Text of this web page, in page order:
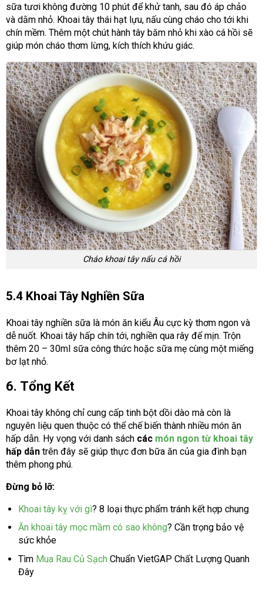
sữa tươi không đường 10 phút để khử tanh, sau đó áp chảo
và dằm nhỏ. Khoai tây thái hạt lựu, nấu cùng cháo cho tới khi
chín mềm. Thêm một chút hành tây băm nhỏ khi xào cá hồi sẽ
giúp món cháo thơm lừng, kích thích khứu giác.
Cháo khoai tây nấu cá hồi
5.4 Khoai Tây Nghiền Sữa
Khoai tây nghiền sữa là món ăn kiểu Âu cực kỳ thơm ngon và
dễ nuốt. Khoai tây hấp chín tới, nghiền qua rây để mịn. Trộn
thêm 20 – 30ml sữa công thức hoặc sữa mẹ cùng một miếng
bơ lạt nhỏ.
6. Tổng Kết
Khoai tây không chỉ cung cấp tinh bột dồi dào mà còn là
nguyên liệu quen thuộc có thể chế biến thành nhiều món ăn
hấp dẫn. Hy vọng với danh sách các món ngon từ khoai tây
hấp dẫn trên đây sẽ giúp thực đơn bữa ăn của gia đình bạn
thêm phong phú.
Đừng bỏ lỡ:
Khoai tây kỵ với gì? 8 loại thực phẩm tránh kết hợp chung
Ăn khoai tây mọc mầm có sao không? Cần trọng bảo vệ
sức khỏe
Tìm Mua Rau Củ Sạch Chuẩn VietGAP Chất Lượng Quanh
Đây